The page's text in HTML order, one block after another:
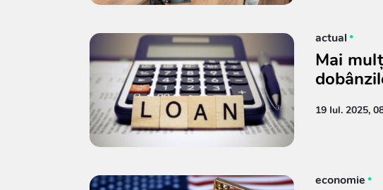
actual
Mai
19 Iul. 2025,
economie